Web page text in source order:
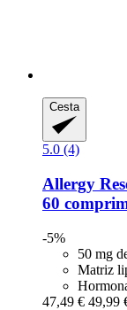
Cesta
5.0 (4)
Allergy
60
-5%
50 mg
Matriz
47,49 € 49,99